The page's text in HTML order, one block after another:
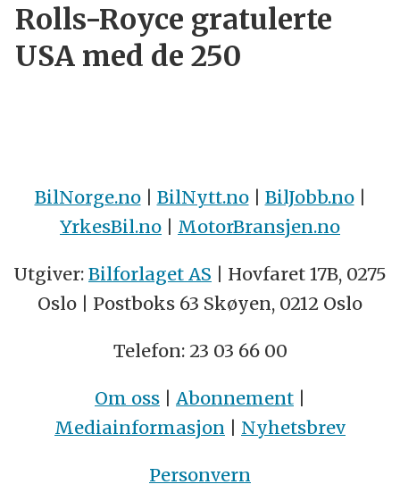
Rolls-Royce gratulerte
USA med de 250
BilNorge.no| BilNytt.no| BilJobb.no|
YrkesBil.no | MotorBransjen.no
Utgiver: Bilforlaget AS | Hovfaret 17B, 0275
Oslo | Postboks 63 Skøyen, 0212 Oslo
Telefon: 23 03 66 00
Om oss | Abonnement |
Mediainformasjon | Nyhetsbrev
Personvern